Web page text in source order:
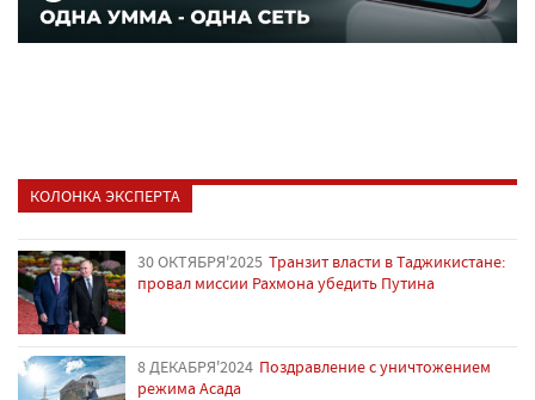
КОЛОНКА ЭКСПЕРТА
30 ОКТЯБРЯ'2025 Транзит власти в Таджикистане:
провал миссии Рахмона убедить Путина
8 ДЕКАБРЯ'2024 Поздравление с уничтожением
режима Асада